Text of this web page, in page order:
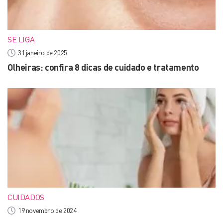
SE LIGA
31 janeiro de 2025
Olheiras: confira 8 dicas de cuidado e tratamento
CUIDADOS
19 novembro de 2024